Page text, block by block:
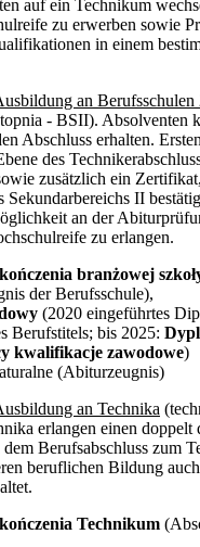
auf ein Technikum
zu erwerben sowie
in einem
an Berufsschulen
- BSII). Absolventen
Abschluss erhalten.
des
zusätzlich ein
II
an der
zu erlangen.
branżowej
der Berufsschule),
(2020 eingeführtes
Berufstitels; bis 2025:
kwalifikacje zawodowe)
(Abiturzeugnis)
an Technika
erlangen einen doppelt
Berufsabschluss zum
beruflichen Bildung
Technikum